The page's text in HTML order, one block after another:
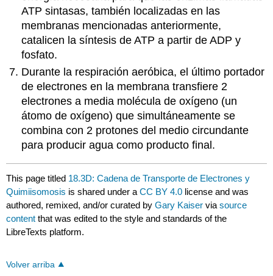
ATP sintasas, también localizadas en las
membranas mencionadas anteriormente,
catalicen la síntesis de ATP a partir de ADP y
fosfato.
Durante la respiración aeróbica, el último portador
de electrones en la membrana transfiere 2
electrones a media molécula de oxígeno (un
átomo de oxígeno) que simultáneamente se
combina con 2 protones del medio circundante
para producir agua como producto final.
This page titled 18.3D: Cadena de Transporte de Electrones y
Quimiisomosis is shared under aCC BY 4.0 license and was
authored, remixed, and/or curated byGary Kaiser viasource
content that was edited to the style and standards of the
LibreTexts platform.
Volver arriba